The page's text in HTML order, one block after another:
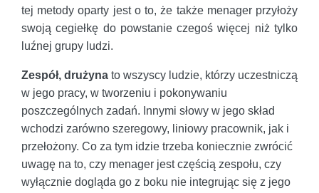
tej metody oparty jest o to, że także menager przyłoży
swoją cegiełkę do powstanie czegoś więcej niż tylko
luźnej grupy ludzi.
Zespół, drużyna to wszyscy ludzie, którzy uczestniczą
w jego pracy, w tworzeniu i pokonywaniu
poszczególnych zadań. Innymi słowy w jego skład
wchodzi zarówno szeregowy, liniowy pracownik, jak i
przełożony. Co za tym idzie trzeba koniecznie zwrócić
uwagę na to, czy menager jest częścią zespołu, czy
wyłącznie dogląda go z boku nie integrując się z jego